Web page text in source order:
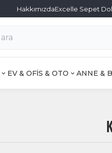
HakkımızdaExcelle Sepet
EV & OFİS & OTO ANNE &